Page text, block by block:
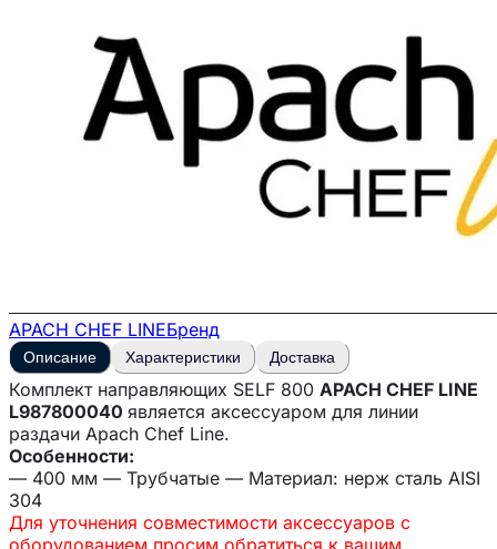
APACH CHEF LINEБренд
Описание Характеристики Доставка
Комплект направляющих SELF 800 APACH CHEF LINE
L987800040 является аксессуаром для линии
раздачи Apach Chef Line.
Особенности:
— 400 мм — Трубчатые — Материал: нерж сталь AISI
304
Для уточнения совместимости аксессуаров с
оборудованием просим обратиться к вашим